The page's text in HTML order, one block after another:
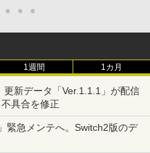
● ● ●
1週間 1カ月
更新データ「Ver.1.1.1」が配信
具合を修正
緊急メンテへ。Switch2版のデ